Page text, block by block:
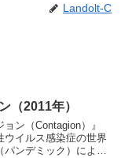
Landolt-C
（2011年）
ン（Contagion）』
ウイルス感染症の世界
パンデミック）によっ